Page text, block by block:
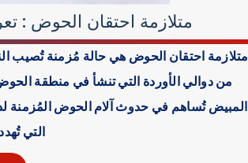
متلازمة احتقان الحوض :
متلازمة احتقان الحوض هي حالة مُزمنة تُصيب
من دوالي الأوردة التي تنشأ في منطقة
المبيض تُساهم في حدوث آلام الحوض المُزمنة
التي